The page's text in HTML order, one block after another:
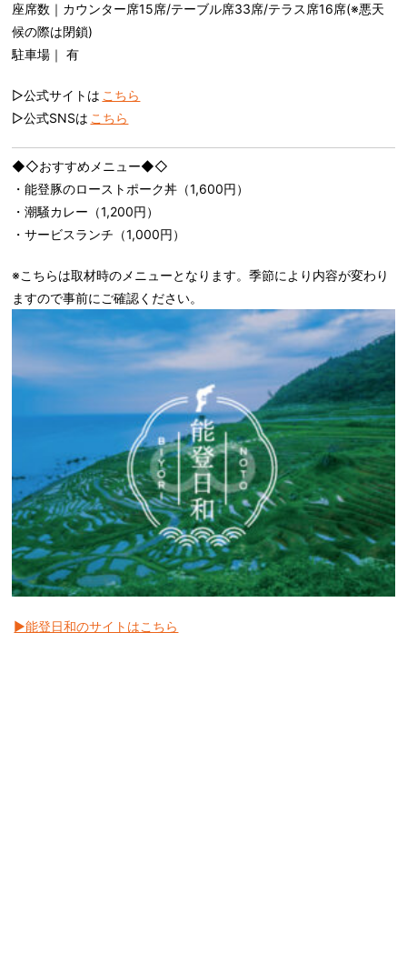
座席数｜カウンター席15席/テーブル席33席/テラス席16席(※悪天
候の際は閉鎖)
駐車場｜ 有
▷公式サイトは こちら
▷公式SNSは こちら
◆◇おすすめメニュー◆◇
・能登豚のローストポーク丼（1,600円）
・潮騒カレー（1,200円）
・サービスランチ（1,000円）
※こちらは取材時のメニューとなります。季節により内容が変わり
ますので事前にご確認ください。
▶︎能登日和のサイトはこちら